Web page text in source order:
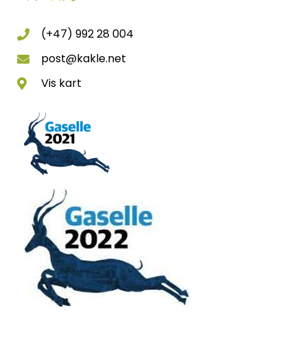
(+47) 992 28 004
post@kakle.net
Vis kart